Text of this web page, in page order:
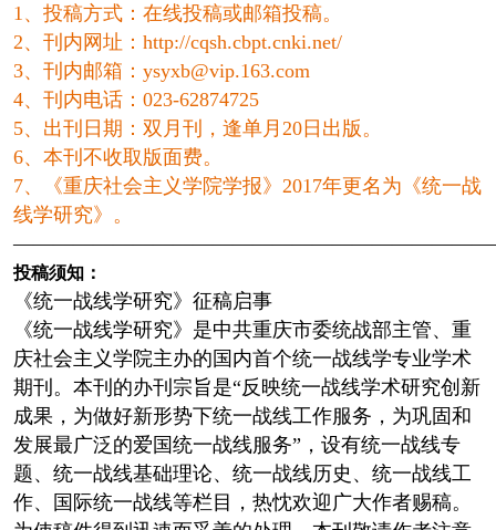
1、投稿方式：在线投稿或邮箱投稿。
2、刊内网址：http://cqsh.cbpt.cnki.net/
3、刊内邮箱：ysyxb@vip.163.com
4、刊内电话：023-62874725
5、出刊日期：双月刊，逢单月20日出版。
6、本刊不收取版面费。
7、《重庆社会主义学院学报》2017年更名为《统一战
线学研究》。
投稿须知：
《统一战线学研究》征稿启事
《统一战线学研究》是中共重庆市委统战部主管、重
庆社会主义学院主办的国内首个统一战线学专业学术
期刊。本刊的办刊宗旨是“反映统一战线学术研究创新
成果，为做好新形势下统一战线工作服务，为巩固和
发展最广泛的爱国统一战线服务”，设有统一战线专
题、统一战线基础理论、统一战线历史、统一战线工
作、国际统一战线等栏目，热忱欢迎广大作者赐稿。